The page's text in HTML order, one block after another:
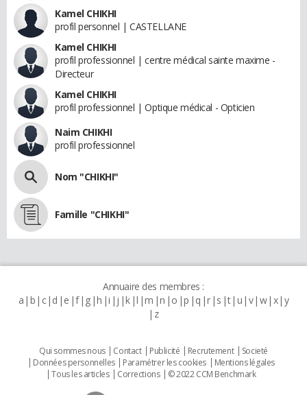
Kamel CHIKHI
profil personnel | CASTELLANE
Kamel CHIKHI
profil professionnel | centre médical sainte maxime -
Directeur
Kamel CHIKHI
profil professionnel | Optique médical - Opticien
Naim CHIKHI
profil professionnel
Nom "CHIKHI"
Famille "CHIKHI"
Annuaire des membres :
a b c d e f g h i j k l m n o p q r s t u v w x y
z
Qui sommes nous Contact Publicité Recrutement
Societé
Données personnelles
Paramétrer les cookies
Mentions légales
Tous les articles
Corrections © 2022 CCM Benchmark